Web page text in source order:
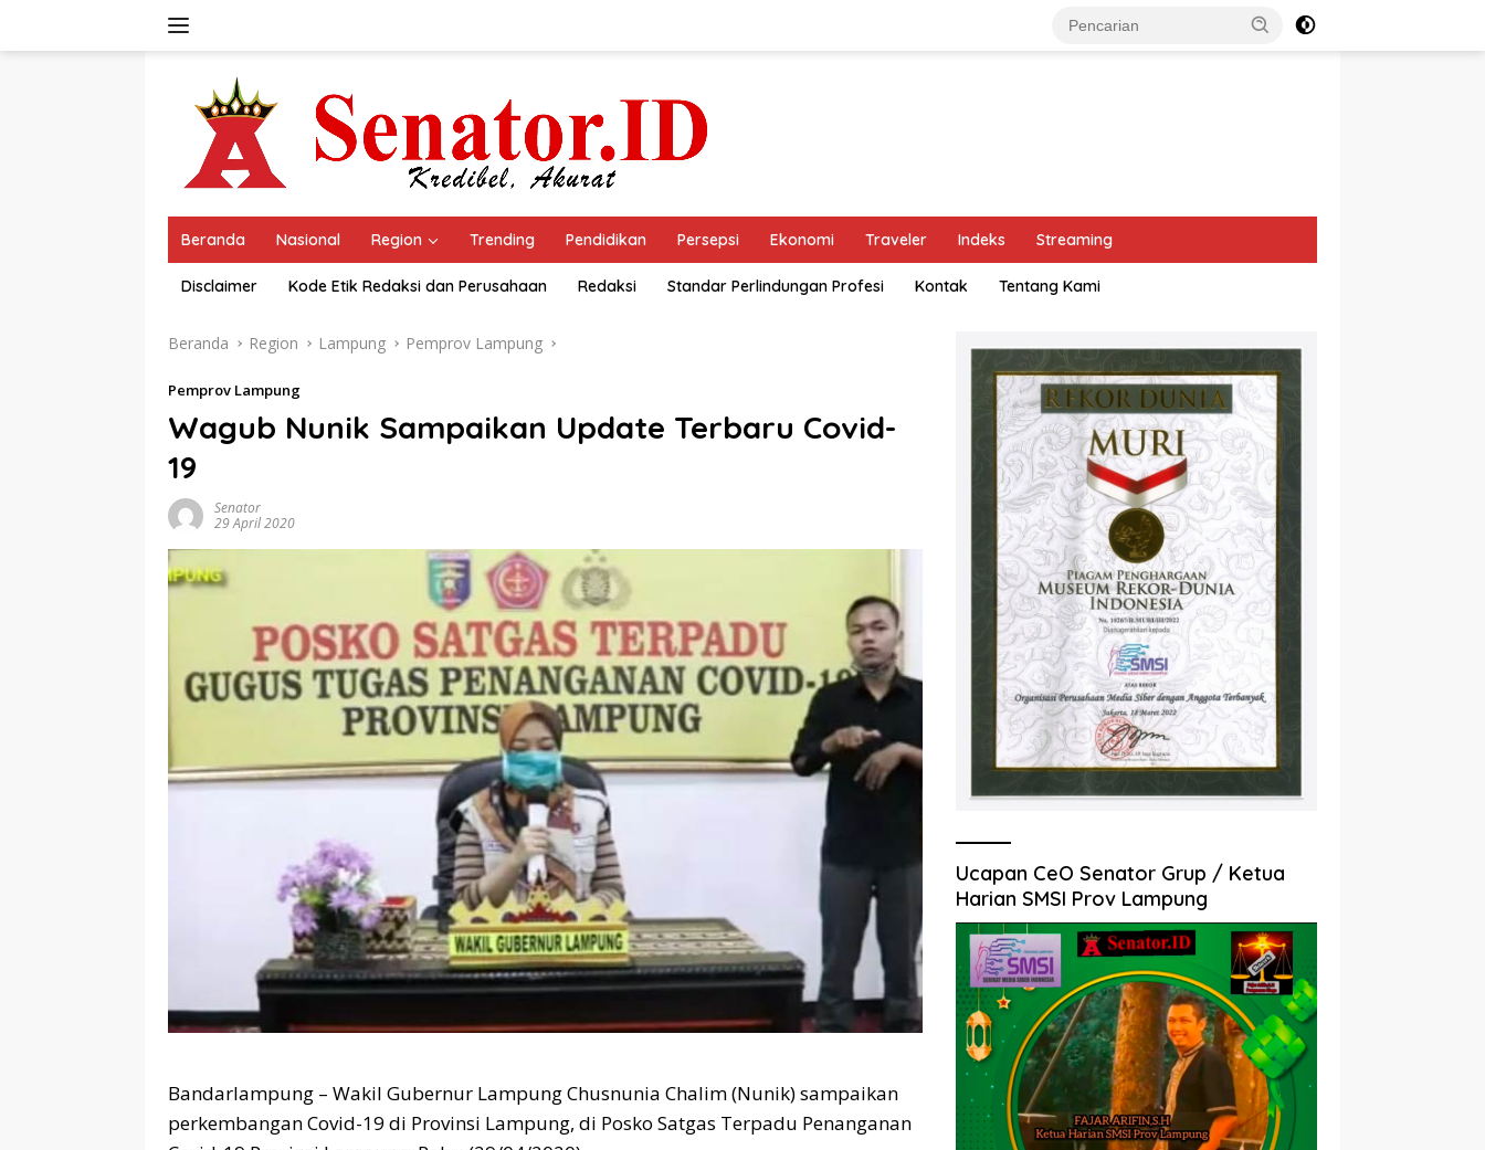
Beranda Nasional Region Trending Pendidikan Persepsi Ekonomi Traveler Indeks Streaming
Disclaimer Kode Etik Redaksi dan Perusahaan Redaksi Standar Perlindungan Profesi Kontak Tentang Kami
Beranda Region Lampung Pemprov Lampung
Pemprov Lampung
Wagub Nunik Sampaikan Update Terbaru Covid-
19
Senator
29 April 2020
Bandarlampung – Wakil Gubernur Lampung Chusnunia Chalim (Nunik) sampaikan
perkembangan Covid-19 di Provinsi Lampung, di Posko Satgas Terpadu Penanganan
Ucapan CeO Senator Grup / Ketua
Harian SMSI Prov Lampung